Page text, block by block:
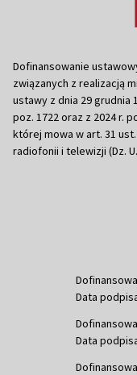
Dofinansowanie
związanych z realizacją
ustawy z dnia 29 grudnia
poz. 1722 oraz z 2024 r.
której mowa w art. 31
radiofonii i telewizji (Dz.
Data
Data